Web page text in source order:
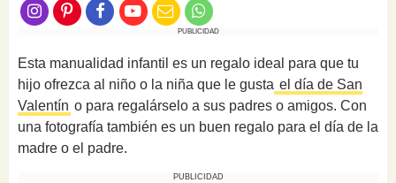
PUBLICIDAD
Esta manualidad infantil es un regalo ideal para que tu
hijo ofrezca al niño o la niña que le gusta el día de San
Valentín o para regalárselo a sus padres o amigos. Con
una fotografía también es un buen regalo para el día de la
madre o el padre.
PUBLICIDAD